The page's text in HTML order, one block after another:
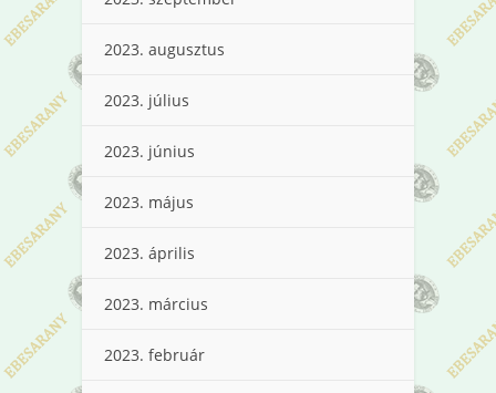
2023. augusztus
2023. július
2023. június
2023. május
2023. április
2023. március
2023. február